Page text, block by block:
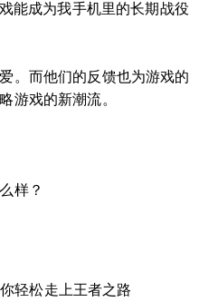
能成为我手机里的长期战役
。而他们的反馈也为游戏的
游戏的新潮流。
样？
轻松走上王者之路